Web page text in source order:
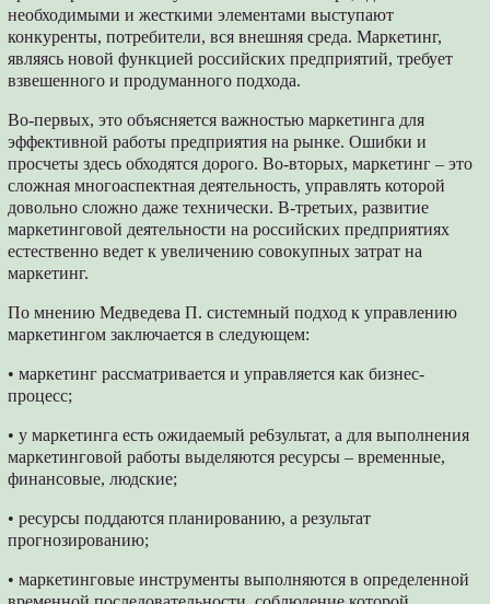
необходимыми и жесткими элементами выступают
конкуренты, потребители, вся внешняя среда. Маркетинг,
являясь новой функцией российских предприятий, требует
взвешенного и продуманного подхода.
Во-первых, это объясняется важностью маркетинга для
эффективной работы предприятия на рынке. Ошибки и
просчеты здесь обходятся дорого. Во-вторых, маркетинг – это
сложная многоаспектная деятельность, управлять которой
довольно сложно даже технически. В-третьих, развитие
маркетинговой деятельности на российских предприятиях
естественно ведет к увеличению совокупных затрат на
маркетинг.
По мнению Медведева П. системный подход к управлению
маркетингом заключается в следующем:
• маркетинг рассматривается и управляется как бизнес-
процесс;
• у маркетинга есть ожидаемый ре6зультат, а для выполнения
маркетинговой работы выделяются ресурсы – временные,
финансовые, людские;
• ресурсы поддаются планированию, а результат
прогнозированию;
• маркетинговые инструменты выполняются в определенной